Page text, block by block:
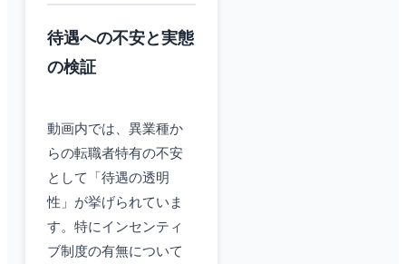
待遇への不安と実態
の検証
動画内では、異業種か
らの転職者特有の不安
として「待遇の透明
性」が挙げられていま
す。特にインセンティ
ブ制度の有無について